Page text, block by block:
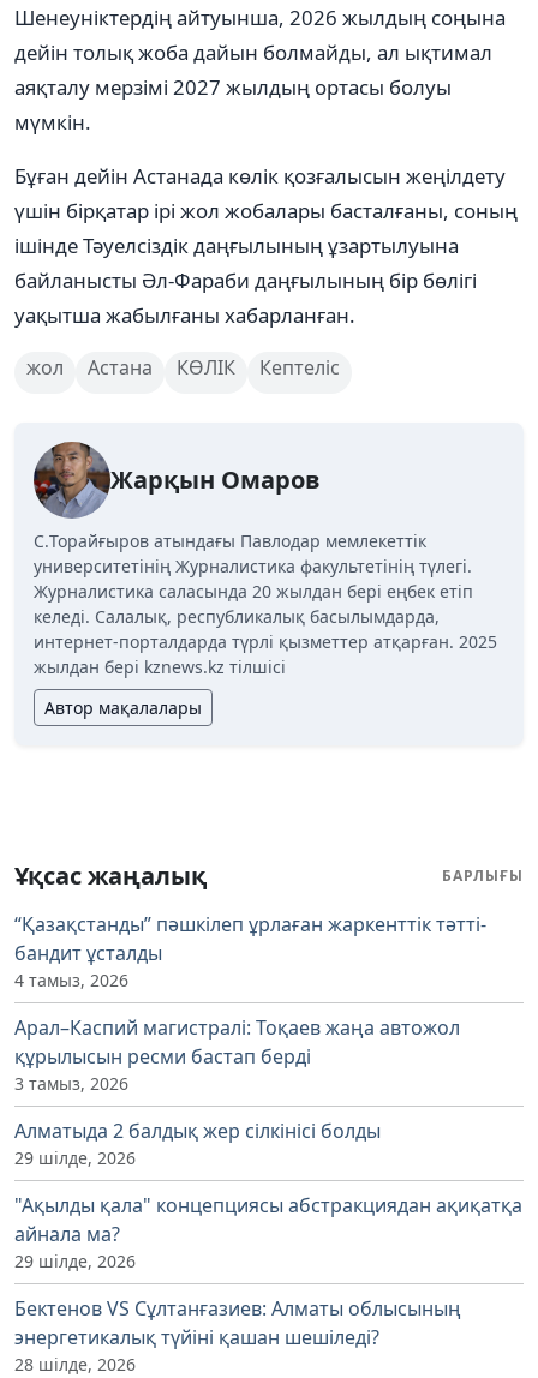
Шенеуніктердің айтуынша, 2026 жылдың соңына
дейін толық жоба дайын болмайды, ал ықтимал
аяқталу мерзімі 2027 жылдың ортасы болуы
мүмкін.
Бұған дейін Астанада көлік қозғалысын жеңілдету
үшін бірқатар ірі жол жобалары басталғаны, соның
ішінде Тәуелсіздік даңғылының ұзартылуына
байланысты Әл-Фараби даңғылының бір бөлігі
уақытша жабылғаны хабарланған.
жол Астана КӨЛІК Кептеліс
Жарқын Омаров
C.Торайғыров атындағы Павлодар мемлекеттік
университетінің Журналистика факультетінің түлегі.
Журналистика саласында 20 жылдан бері еңбек етіп
келеді. Салалық, республикалық басылымдарда,
интернет-порталдарда түрлі қызметтер атқарған. 2025
жылдан бері kznews.kz тілшісі
Автор мақалалары
Ұқсас жаңалық БАРЛЫҒЫ
“Қазақстанды” пәшкілеп ұрлаған жаркенттік тәтті-
бандит ұсталды
4 тамыз, 2026
Арал–Каспий магистралі: Тоқаев жаңа автожол
құрылысын ресми бастап берді
3 тамыз, 2026
Алматыда 2 балдық жер сілкінісі болды
29 шілде, 2026
"Ақылды қала" концепциясы абстракциядан ақиқатқа
айнала ма?
29 шілде, 2026
Бектенов VS Сұлтанғазиев: Алматы облысының
энергетикалық түйіні қашан шешіледі?
28 шілде, 2026